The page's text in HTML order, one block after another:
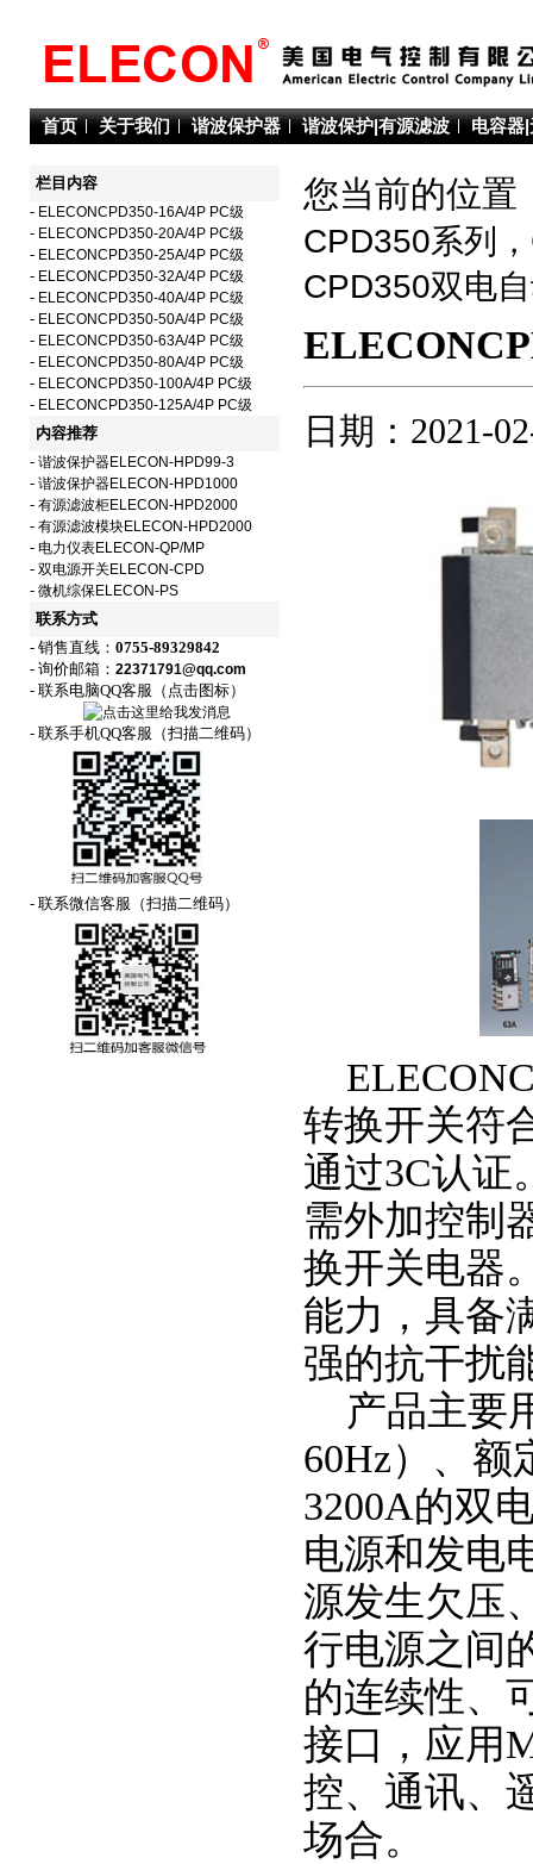
首页 关于我们 谐波保护器 谐波保护|有源滤波 电容器
栏目内容
- ELECONCPD350-16A/4P PC级
- ELECONCPD350-20A/4P PC级
- ELECONCPD350-25A/4P PC级
- ELECONCPD350-32A/4P PC级
- ELECONCPD350-40A/4P PC级
- ELECONCPD350-50A/4P PC级
- ELECONCPD350-63A/4P PC级
- ELECONCPD350-80A/4P PC级
- ELECONCPD350-100A/4P PC级
- ELECONCPD350-125A/4P PC级
内容推荐
- 谐波保护器ELECON-HPD99-3
- 谐波保护器ELECON-HPD1000
- 有源滤波柜ELECON-HPD2000
- 有源滤波模块ELECON-HPD2000
- 电力仪表ELECON-QP/MP
- 双电源开关ELECON-CPD
- 微机综保ELECON-PS
联系方式
- 销售直线： 0755-89329842
- 询价邮箱： 22371791@qq.com
- 联系电脑QQ客服（点击图标）
- 联系手机QQ客服（扫描二维码）
- 联系微信客服（扫描二维码）
您当前的位
CPD350系列
CPD350双电
日期：2021-
转换开关符
通过3C认证
需外加控制
换开关电器
能力，具备
强的抗干扰
产品主要
60Hz）、额
3200A的双
电源和发电
源发生欠压
行电源之间
的连续性、
接口，应用
控、通讯、
场合。